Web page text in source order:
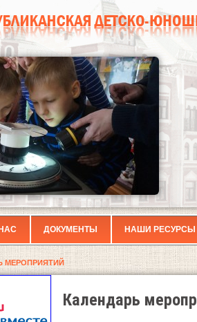
ДОКУМЕНТЫ НАШИ РЕСУРСЫ
МЕРОПРИЯТИЙ
Календарь